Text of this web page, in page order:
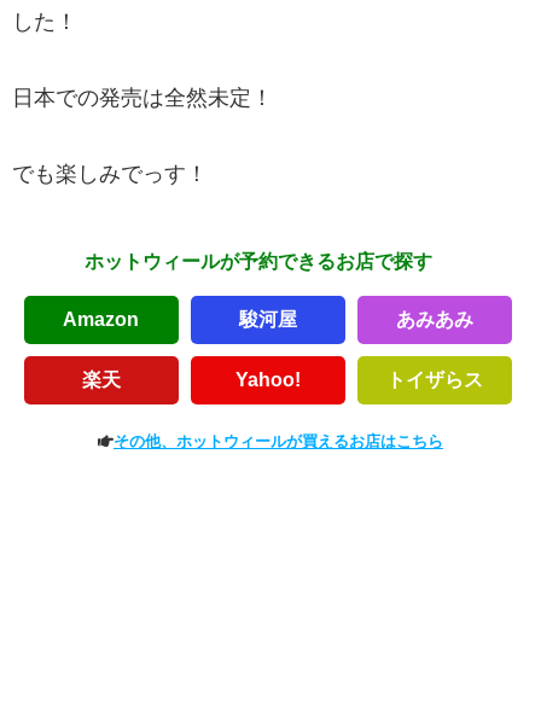
した！
日本での発売は全然未定！
でも楽しみでっす！
ホットウィールが予約できるお店で探す
Amazon 駿河屋 あみあみ
楽天 Yahoo! トイザらス
その他、ホットウィールが買えるお店はこちら